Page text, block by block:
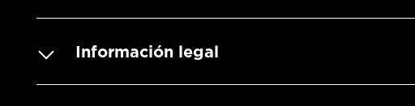
Información legal